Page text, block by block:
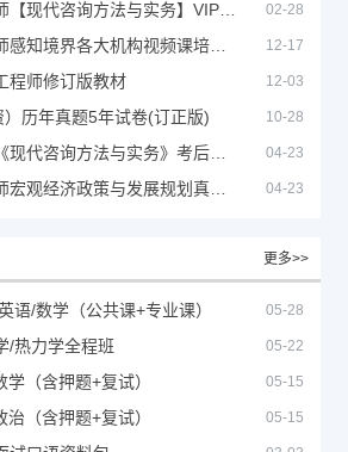
02-28
12-17
程师修订版教材 12-03
历年真题5年试卷(订正版) 10-28
04-23
04-23
更多>>
语/数学（公共课+专业课） 05-28
/热力学全程班 05-22
（含押题+复试） 05-15
（含押题+复试） 05-15